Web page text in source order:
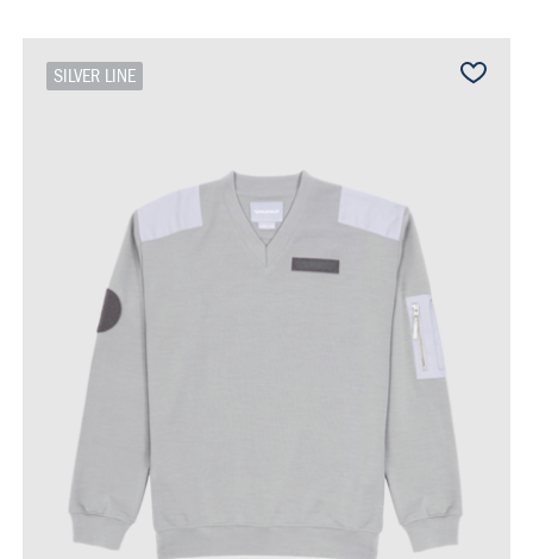
SILVER LINE